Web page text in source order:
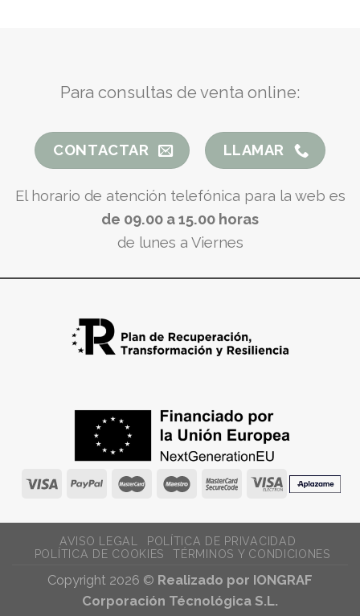
Para consultas de venta online:
CONTACTAR LLAMAR
El horario de atención telefónica para la web es
de 09.00 a 15.00 horas
de lunes a Viernes
AVISO LEGAL
POLÍTICA DE PRIVACIDAD
POLÍTICA DE COOKIES
TÉRMINOS Y CONDICIONES
Copyright 2026 © Realizado por IONGRAF
Corporación Técnológica S.L.